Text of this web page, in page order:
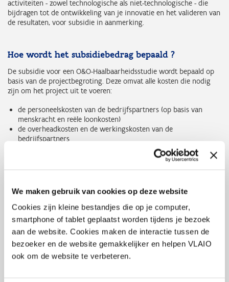
We maken gebruik van cookies op deze website
Cookies zijn kleine bestandjes die op je computer,
smartphone of tablet geplaatst worden tijdens je bezoek
aan de website. Cookies maken de interactie tussen de
bezoeker en de website gemakkelijker en helpen VLAIO
ook om de website te verbeteren.
activiteiten - zowel technologische als niet-technologische - die
bijdragen tot de ontwikkeling van je innovatie en het valideren van
de resultaten, voor subsidie in aanmerking.
Hoe wordt het subsidiebedrag bepaald ?
De subsidie voor een O&O-Haalbaarheidsstudie wordt bepaald op
basis van de projectbegroting. Deze omvat alle kosten die nodig
zijn om het project uit te voeren:
de personeelskosten van de bedrijfspartners (op basis van
menskracht en reële loonkosten)
de overheadkosten en de werkingskosten van de
bedrijfspartners
externe prestaties zoals medewerkers op factuurbasis en de
uitbestedingen bij onderzoekspartners en onderaannemers
aanmerking voor steun
Je dient een begroting in via eenrekenblad (template
projectbegroting) opgesteld door VLAIO. Lees ookde toelichting
het invullen van dit rekenblad. Voor alle opgegeven kosten gaat
VLAIO na of ze kunnen aanvaard worden in het kader van het
project en de ermee gerelateerde steunbare activiteiten. Op basis
daarvan komt VLAIO tot een aanvaarde begroting, waarop de